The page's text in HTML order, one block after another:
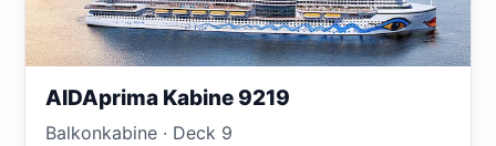
AIDAprima Kabine 9219
Balkonkabine · Deck 9